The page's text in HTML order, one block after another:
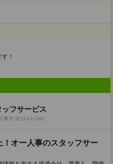
！
フサービス
番号:派13-011061
オー人事のスタッフサー